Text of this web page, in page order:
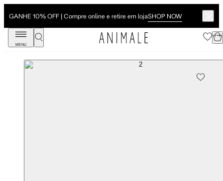
GANHE 10% OFF | Compre online e retire em lojaSHOP NOW
MENU